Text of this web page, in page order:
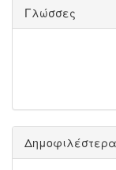
Γλώσσες
Δημοφιλέστερα